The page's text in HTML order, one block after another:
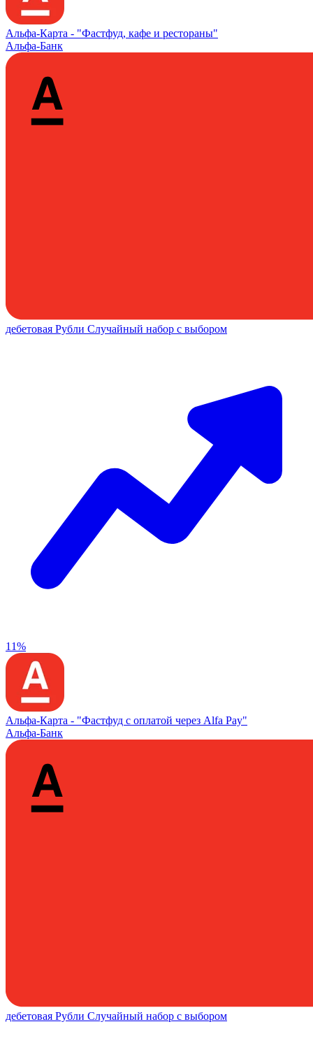
Альфа‑Карта - "Фастфуд, кафе и рестораны"
Альфа-Банк
дебетовая Рубли Случайный набор с выбором
11%
Альфа‑Карта - "Фастфуд с оплатой через Alfa Pay"
Альфа-Банк
дебетовая Рубли Случайный набор с выбором